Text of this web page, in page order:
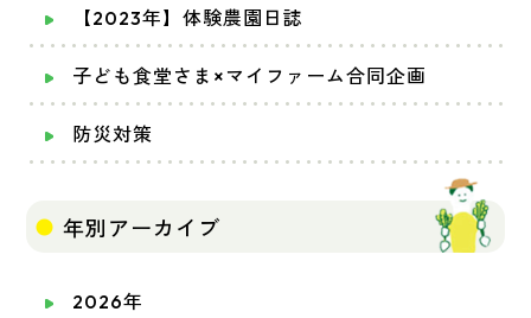
【2023年】体験農園日誌
子ども食堂さま×マイファーム合同企画
防災対策
年別アーカイブ
2026年